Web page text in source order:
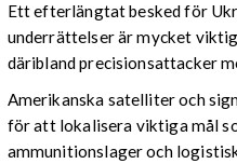
Ett efterlängtat besked för
underrättelser är mycket
däribland precisionsattacker
Amerikanska satelliter och
för att lokalisera viktiga mål
ammunitionslager och